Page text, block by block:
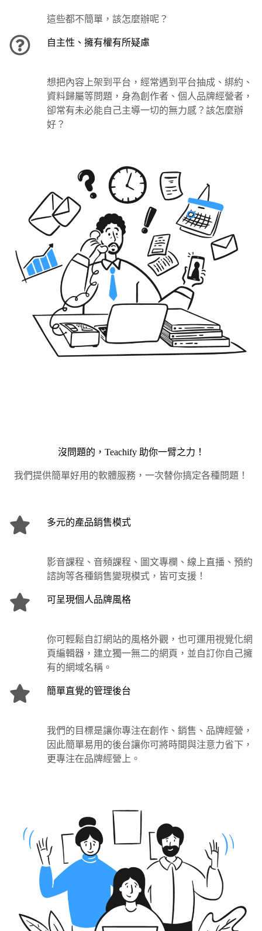
這些都不簡單，該怎麼辦呢？
自主性、擁有權有所疑慮
想把內容上架到平台，經常遇到平台抽成、綁約、
資料歸屬等問題，身為創作者、個人品牌經營者，
卻常有未必能自己主導一切的無力感？該怎麼辦
好？
沒問題的，Teachify 助你一臂之力！
我們提供簡單好用的軟體服務，一次替你搞定各種問題！
多元的產品銷售模式
影音課程、音頻課程、圖文專欄、線上直播、預約
諮詢等各種銷售變現模式，皆可支援！
可呈現個人品牌風格
你可輕鬆自訂網站的風格外觀，也可運用視覺化網
頁編輯器，建立獨一無二的網頁，並自訂你自己擁
有的網域名稱。
簡單直覺的管理後台
我們的目標是讓你專注在創作、銷售、品牌經營，
因此簡單易用的後台讓你可將時間與注意力省下，
更專注在品牌經營上。